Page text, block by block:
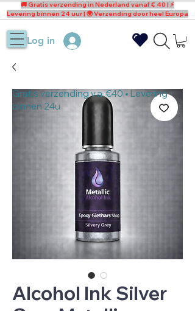
Log in
🚚 Gratis verzending in Nederland vanaf € 40 | ⚡
Levering binnen 24 uur | 🌍 Verzending door heel Europa
Alcohol Ink Silver
Gratis verzending v.a. €40 • Levering
binnen 24u